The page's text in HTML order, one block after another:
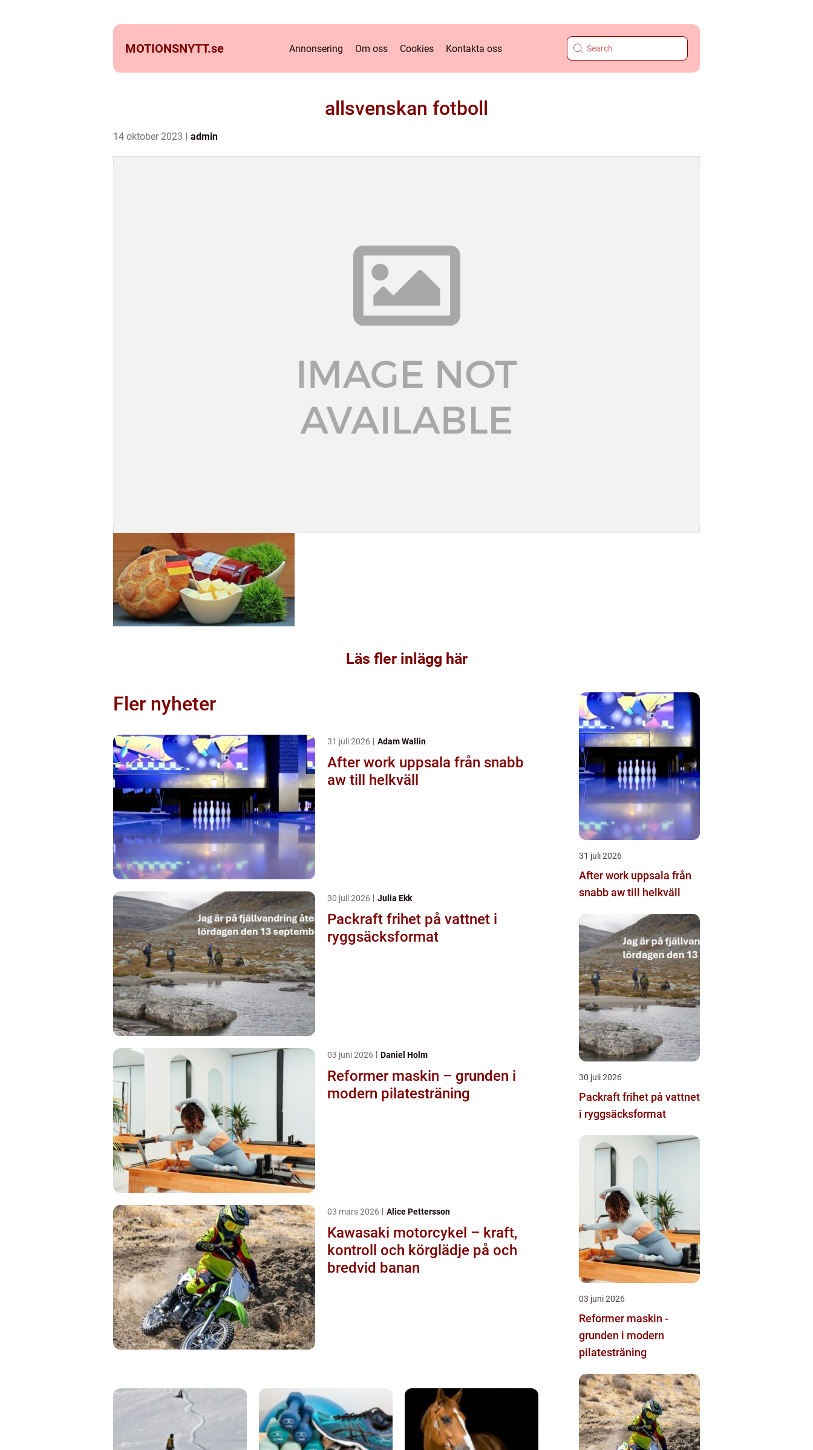
MOTIONSNYTT.se Annonsering Om oss Cookies Kontakta oss
allsvenskan fotboll
14 oktober 2023 admin
Läs fler inlägg här
Fler nyheter
31 juli 2026 Adam Wallin
After work uppsala från snabb
aw till helkväll
30 juli 2026 Julia Ekk
Packraft frihet på vattnet i
ryggsäcksformat
03 juni 2026 Daniel Holm
Reformer maskin – grunden i
modern pilatesträning
03 mars 2026 Alice Pettersson
Kawasaki motorcykel – kraft,
kontroll och körglädje på och
bredvid banan
31 juli 2026
After work uppsala från
snabb aw till helkväll
30 juli 2026
Packraft frihet på vattnet
i ryggsäcksformat
03 juni 2026
Reformer maskin -
grunden i modern
pilatesträning